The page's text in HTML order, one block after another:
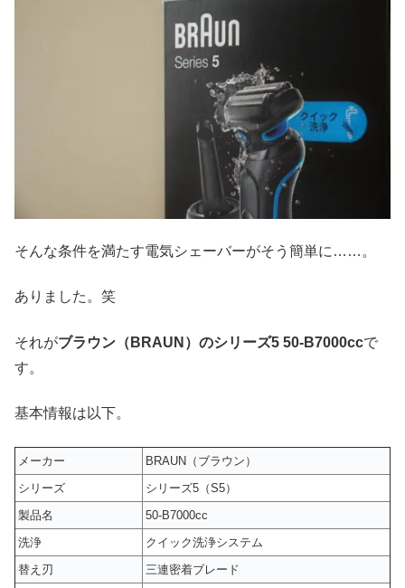
そんな条件を満たす電気シェーバーがそう簡単に……。
ありました。笑
それがブラウン（BRAUN）のシリーズ5 50-B7000ccで
す。
基本情報は以下。
メーカー
BRAUN（ブラウン）
シリーズ
シリーズ5（S5）
製品名
50-B7000cc
洗浄
クイック洗浄システム
替え刃
三連密着ブレード